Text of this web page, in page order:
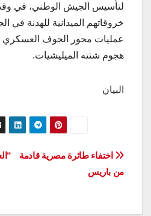
لتأسيس الجيش الوطني، في وقت
خروقاتهم الميدانية للهدنة في
عمليات محور الجوف العسكري
هجوم شنته الميليشيات.
البيان
تصفّح
المقالات
اختفاء طائرة مصرية قادمة
من باريس